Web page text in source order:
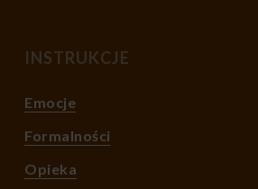
INSTRUKCJE
Emocje
Formalności
Opieka